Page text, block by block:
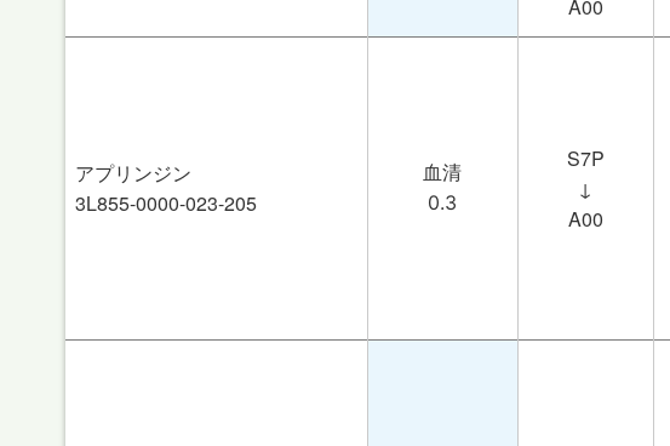
A00
アプリンジン
3L855-0000-023-205
血清
0.3
S7P
↓
A00